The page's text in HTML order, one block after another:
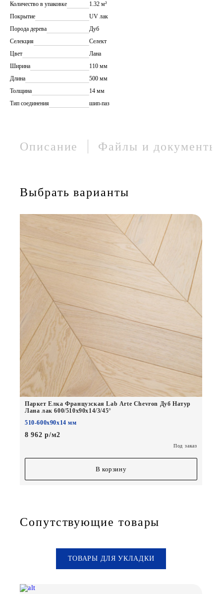
Количество в упаковке
1.32 м²
Покрытие
UV лак
Порода дерева
Дуб
Селекция
Селект
Цвет
Лана
Ширина
110 мм
Длина
500 мм
Толщина
14 мм
Тип соединения
шип-паз
Описание Файлы и документы
Выбрать варианты
Паркет Елка Французская Lab Arte Chevron Дуб Натур
Лана лак 600/510х90х14/3/45°
510-600х90х14 мм
8 962 р/м2
Под заказ
В корзину
Сопутствующие товары
ТОВАРЫ ДЛЯ УКЛАДКИ